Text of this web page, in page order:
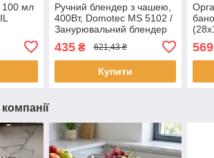
100 мл
та оцту
для
Ручний блендер з чашею,
400Вт, Domotec MS 5102 /
Занурювальний блендер
кухонний занурювальний
435₴ 621,43 ₴
Купити
для
569